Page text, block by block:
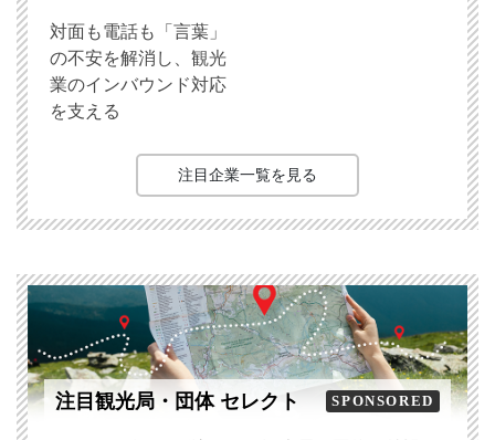
対面も電話も「言葉」
の不安を解消し、観光
業のインバウンド対応
を支える
注目企業一覧を見る
注目観光局・団体 セレクト SPONSORED